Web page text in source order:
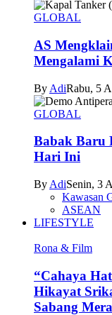
GLOBAL
AS
Mengalami
By AdiRabu, 5
GLOBAL
Babak Baru
Hari Ini
By AdiSenin, 3
Kawasan
ASEAN
LIFESTYLE
Rona & Film
“Cahaya
Hikayat
Sabang